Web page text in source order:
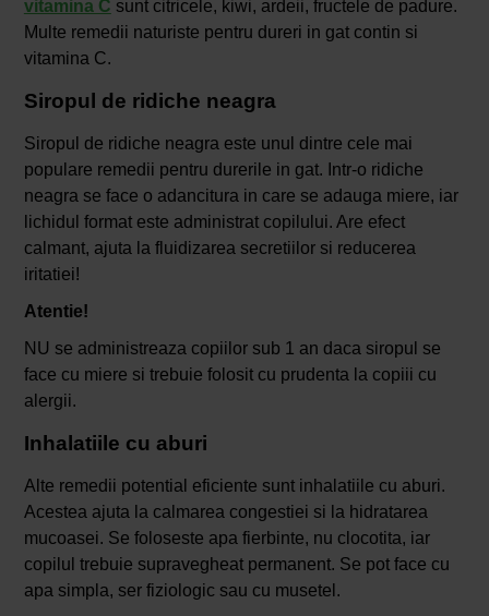
vitamina C sunt citricele, kiwi, ardeii, fructele de padure.
Multe remedii naturiste pentru dureri in gat contin si
vitamina C.
Siropul de ridiche neagra
Siropul de ridiche neagra este unul dintre cele mai
populare remedii pentru durerile in gat. Intr-o ridiche
neagra se face o adancitura in care se adauga miere, iar
lichidul format este administrat copilului. Are efect
calmant, ajuta la fluidizarea secretiilor si reducerea
iritatiei!
Atentie!
NU se administreaza copiilor sub 1 an daca siropul se
face cu miere si trebuie folosit cu prudenta la copiii cu
alergii.
Inhalatiile cu aburi
Alte remedii potential eficiente sunt inhalatiile cu aburi.
Acestea ajuta la calmarea congestiei si la hidratarea
mucoasei. Se foloseste apa fierbinte, nu clocotita, iar
copilul trebuie supravegheat permanent. Se pot face cu
apa simpla, ser fiziologic sau cu musetel.